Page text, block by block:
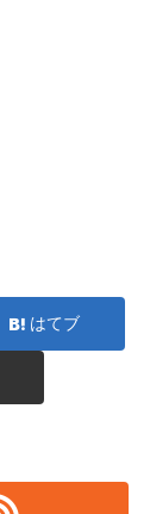
はてブ